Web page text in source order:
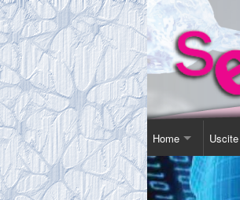
Home
Contatti
Uscite
Corso